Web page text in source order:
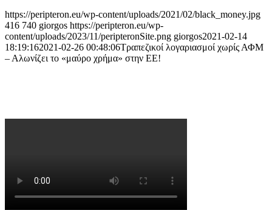
https://peripteron.eu/wp-content/uploads/2021/02/black_money.jpg
416 740 giorgos https://peripteron.eu/wp-
content/uploads/2023/11/peripteronSite.png giorgos2021-02-14
18:19:162021-02-26 00:48:06Τραπεζικοί λογαριασμοί χωρίς ΑΦΜ
– Αλωνίζει το «μαύρο χρήμα» στην ΕΕ!